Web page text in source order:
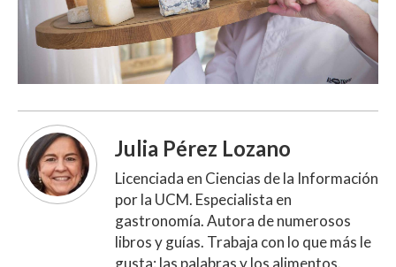
Julia Pérez Lozano
Licenciada en Ciencias de la Información
por la UCM. Especialista en
gastronomía. Autora de numerosos
libros y guías. Trabaja con lo que más le